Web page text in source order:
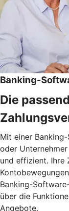
Banking-
Die
Mit einer
oder
und effizient. Ihre
Banking-
über die
Angebote.